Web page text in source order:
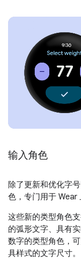
输入角色
除了更新和优化字
色，专门用于 Wear
这些新的类型角色
的弧形文字、具有
数字的类型角色，
具样式的文字尺寸。